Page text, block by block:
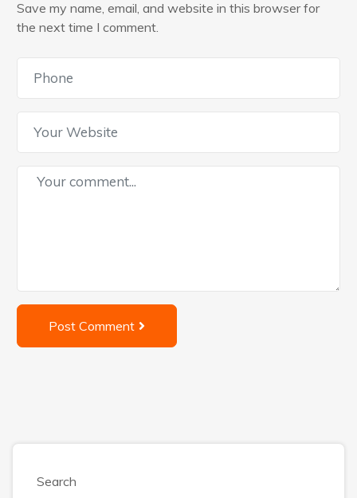
Save my name, email, and website in this browser for
the next time I comment.
Post Comment
Search